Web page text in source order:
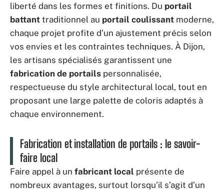
liberté dans les formes et finitions. Du portail
battant traditionnel au portail coulissant moderne,
chaque projet profite d’un ajustement précis selon
vos envies et les contraintes techniques. À Dijon,
les artisans spécialisés garantissent une
fabrication de portails personnalisée,
respectueuse du style architectural local, tout en
proposant une large palette de coloris adaptés à
chaque environnement.
Fabrication et installation de portails : le savoir-
faire local
Faire appel à un fabricant local présente de
nombreux avantages, surtout lorsqu’il s’agit d’un